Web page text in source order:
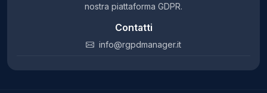
nostra piattaforma GDPR.
Contatti
info@rgpdmanager.it